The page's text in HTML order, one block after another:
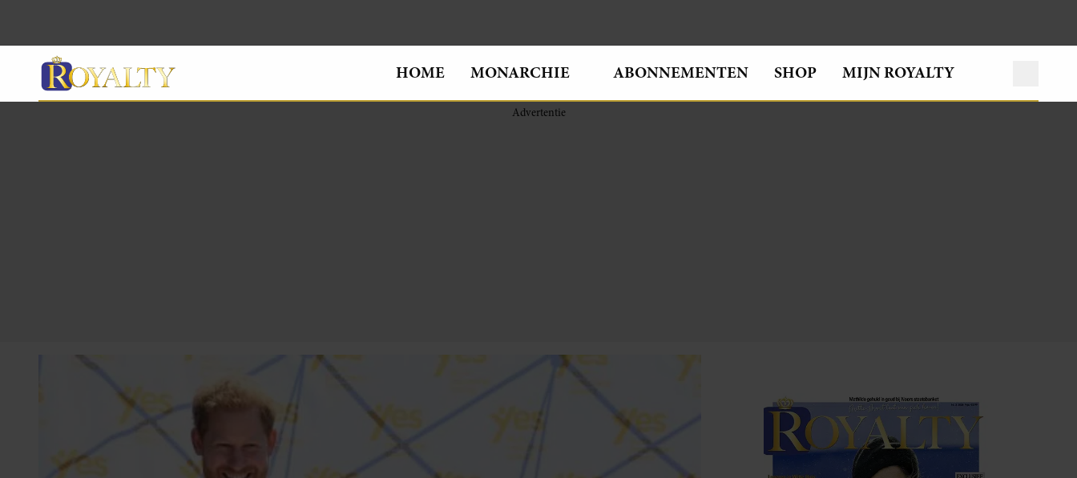
HOME MONARCHIE ABONNEMENTEN SHOP MIJN ROYALTY